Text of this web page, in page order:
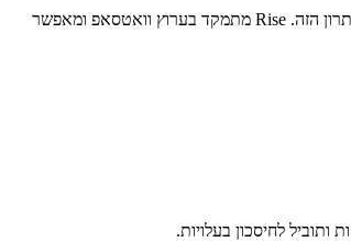
, הוא בדיוק הפתרון הזה. Rise מתמקד בערוץ וואטסאפ ומאפשר